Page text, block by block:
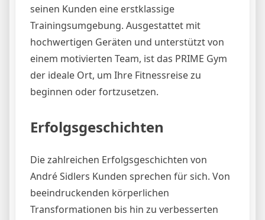
seinen Kunden eine erstklassige
Trainingsumgebung. Ausgestattet mit
hochwertigen Geräten und unterstützt von
einem motivierten Team, ist das PRIME Gym
der ideale Ort, um Ihre Fitnessreise zu
beginnen oder fortzusetzen.
Erfolgsgeschichten
Die zahlreichen Erfolgsgeschichten von
André Sidlers Kunden sprechen für sich. Von
beeindruckenden körperlichen
Transformationen bis hin zu verbesserten